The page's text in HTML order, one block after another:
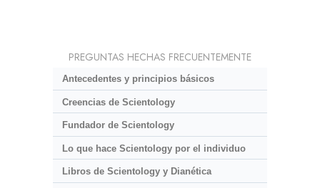
PREGUNTAS HECHAS FRECUENTEMENTE
Antecedentes y principios básicos
Creencias de Scientology
Fundador de Scientology
Lo que hace Scientology por el individuo
Libros de Scientology y Dianética